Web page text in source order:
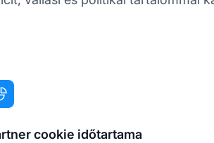
cookie időtartama